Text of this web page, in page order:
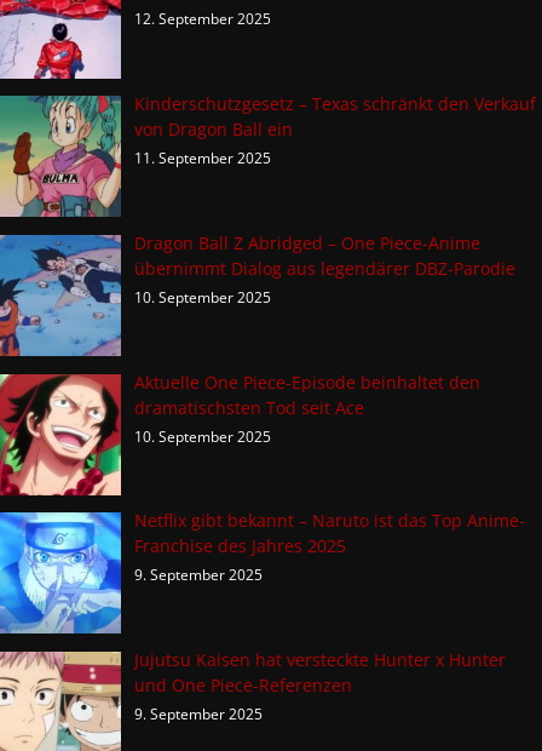
12. September 2025
Kinderschutzgesetz – Texas schränkt den Verkauf
von Dragon Ball ein
11. September 2025
Dragon Ball Z Abridged – One Piece-Anime
übernimmt Dialog aus legendärer DBZ-Parodie
10. September 2025
Aktuelle One Piece-Episode beinhaltet den
dramatischsten Tod seit Ace
10. September 2025
Netflix gibt bekannt – Naruto ist das Top Anime-
Franchise des Jahres 2025
9. September 2025
Jujutsu Kaisen hat versteckte Hunter x Hunter
und One Piece-Referenzen
9. September 2025